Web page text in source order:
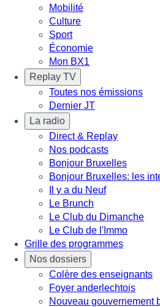
Mobilité
Culture
Sport
Économie
Mon BX1
Replay TV
Toutes nos émissions
Dernier JT
La radio
Direct & Replay
Nos podcasts
Bonjour Bruxelles
Bonjour Bruxelles: les
Il y a du Neuf
Le Brunch
Le Club du Dimanche
Le Club de l'Immo
Grille des programmes
Nos dossiers
Colère des enseignants
Foyer anderlechtois
Nouveau gouvernement